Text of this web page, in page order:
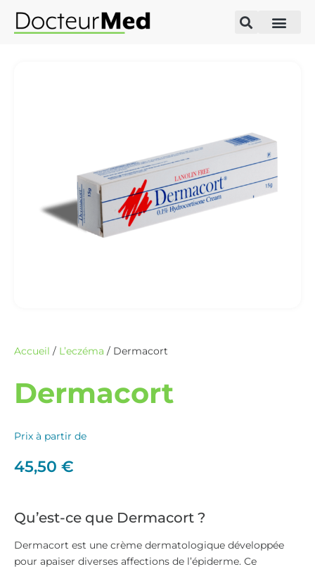
Accueil / L’eczéma / Dermacort
Dermacort
Prix à partir de
45,50 €
Qu’est-ce que Dermacort ?
Dermacort est une crème dermatologique développée
pour apaiser diverses affections de l’épiderme. Ce